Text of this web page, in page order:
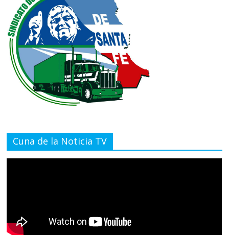
Cuna de la Noticia TV